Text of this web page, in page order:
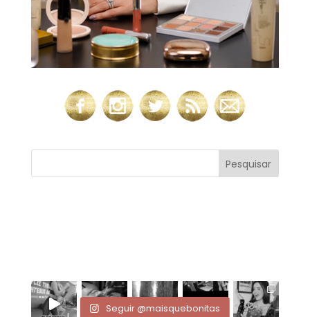
Seguir @maisquebonitas